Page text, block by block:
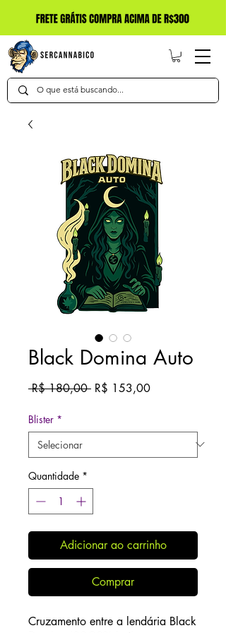
Black Domina Auto
R$ 180,00 Preço
R$ 153,00Preço
Blister *
Quantidade *
Adicionar ao carrinho
Comprar
Cruzamento entre a lendária Black